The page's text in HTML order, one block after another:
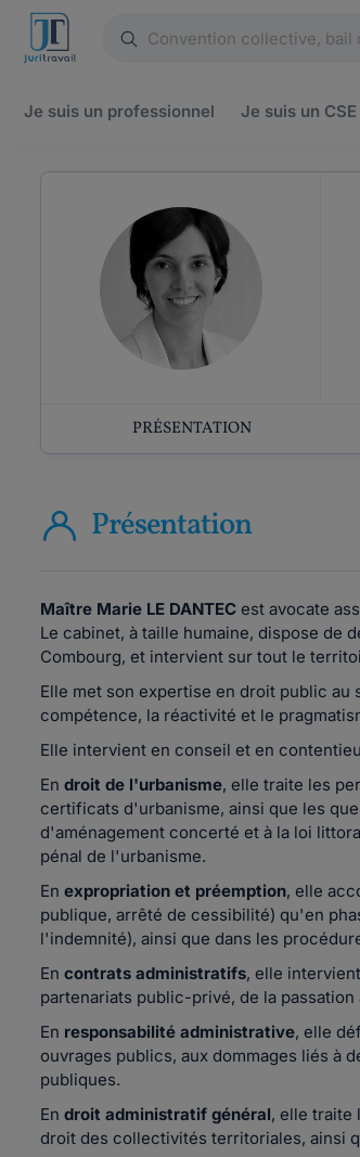
Je suis un professionnel Je suis un CSE
PRÉSENTATION
Présentation
Maître Marie LE DANTEC est avocate
Le cabinet, à taille humaine, dispose de
Combourg, et intervient sur tout le
Elle met son expertise en droit public
compétence, la réactivité et le
Elle intervient en conseil et en
En droit de l'urbanisme, elle traite les
certificats d'urbanisme, ainsi que les
d'aménagement concerté et à la loi
pénal de l'urbanisme.
En expropriation et préemption, elle
publique, arrêté de cessibilité) qu'en
l'indemnité), ainsi que dans les
En contrats administratifs, elle
partenariats public-privé, de la
En responsabilité administrative, elle
ouvrages publics, aux dommages liés à
publiques.
En droit administratif général, elle traite
droit des collectivités territoriales, ainsi